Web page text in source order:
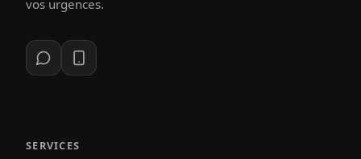
vos urgences.
SERVICES